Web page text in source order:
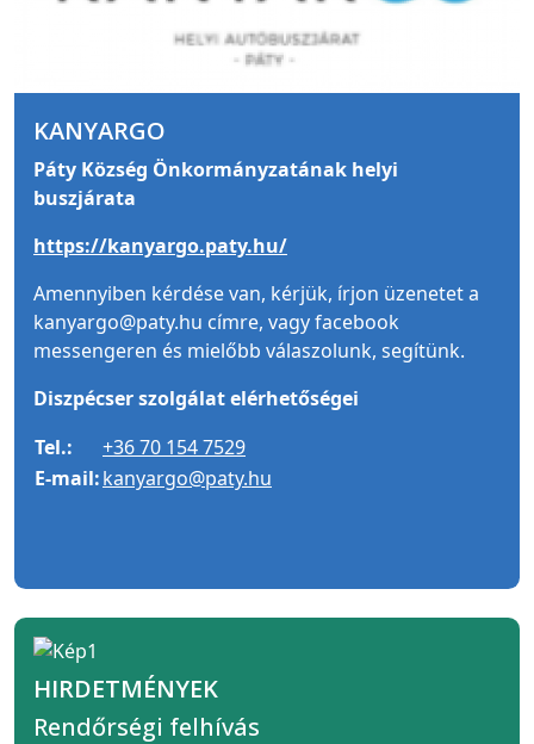
KANYARGO
Páty Község Önkormányzatának helyi
buszjárata
https://kanyargo.paty.hu/
Amennyiben kérdése van, kérjük, írjon üzenetet a
kanyargo@paty.hu címre, vagy facebook
messengeren és mielőbb válaszolunk, segítünk.
Diszpécser szolgálat elérhetőségei
Tel.:
+36 70 154 7529
E-mail:kanyargo@paty.hu
HIRDETMÉNYEK
Rendőrségi felhívás